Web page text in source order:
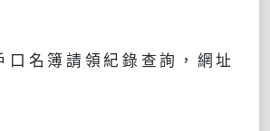
口名簿請領紀錄查詢，網址